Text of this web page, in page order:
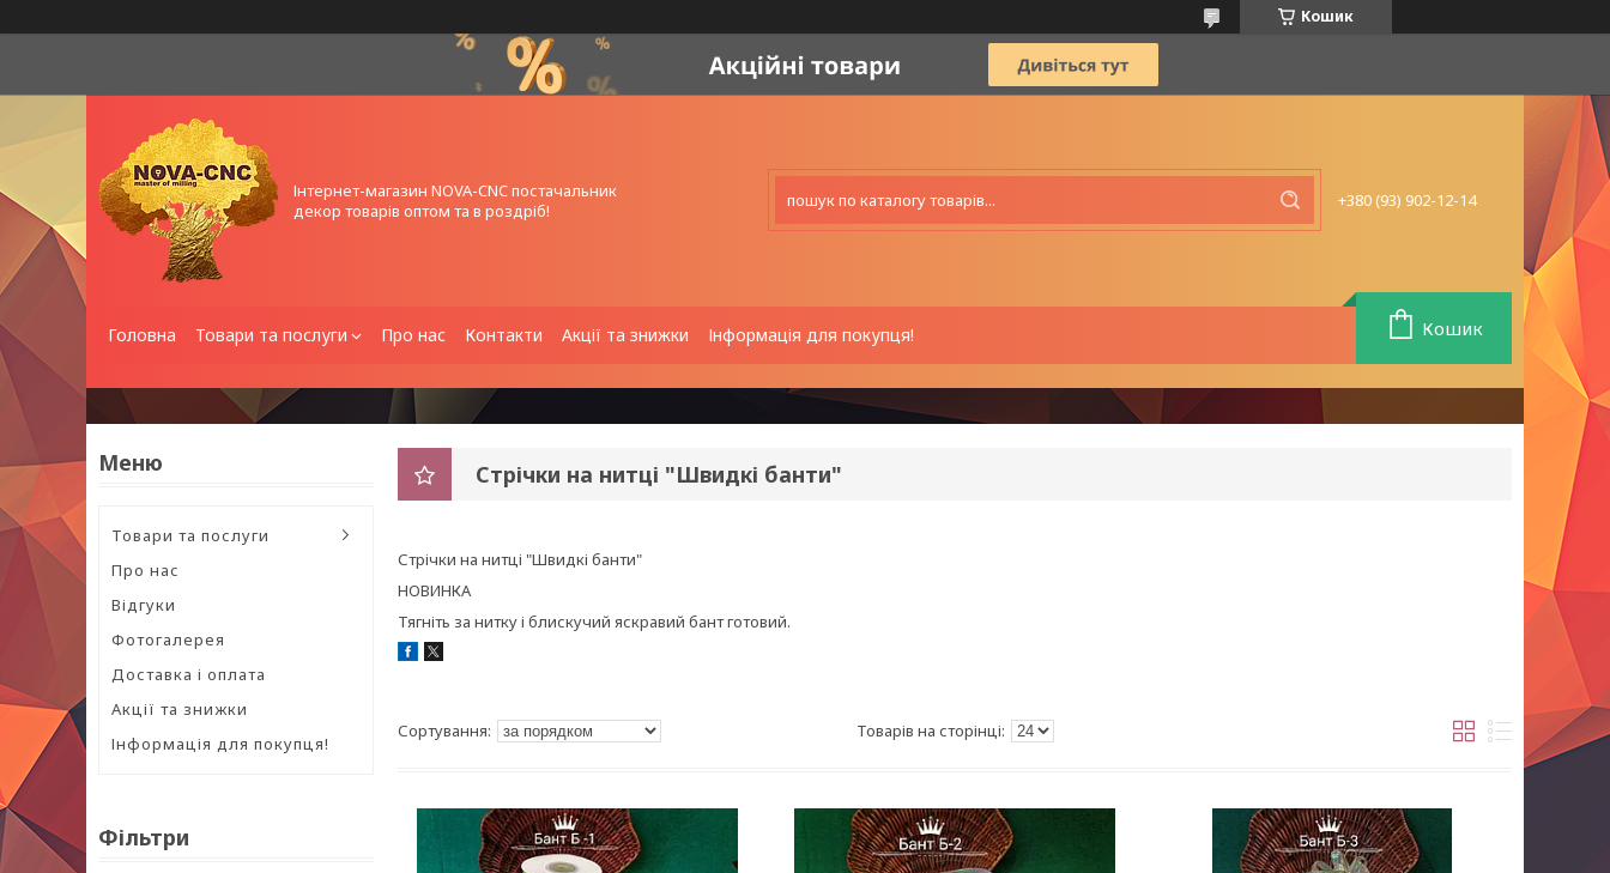
Кошик
Інтернет-магазин NOVA-CNC постачальник
декор товарів оптом та в роздріб!
+380 (93) 902-12-14
Головна Товари та послуги Про нас Контакти Акції та знижки Інформація для покупця! Кошик
Товари та послуги
Про нас
Відгуки
Фотогалерея
Доставка і оплата
Акції та знижки
Інформація для покупця!
Фільтри
Стрічки на нитці "Швидкі банти"
Стрічки на нитці "Швидкі банти"
НОВИНКА
Тягніть за нитку і блискучий яскравий бант готовий.